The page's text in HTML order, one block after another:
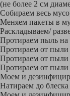
(не более 2 см
Собираем весь
Меняем пакеты в
Раскладываем/
Протираем пыль на
Протираем от пыли
Протираем от пыли
Протираем от пыли
Моем и
Натираем до